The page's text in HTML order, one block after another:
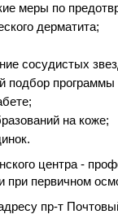
меры по
дерматита;
сосудистых
подбор программы
на коже;
центра -
при первичном
пр-т